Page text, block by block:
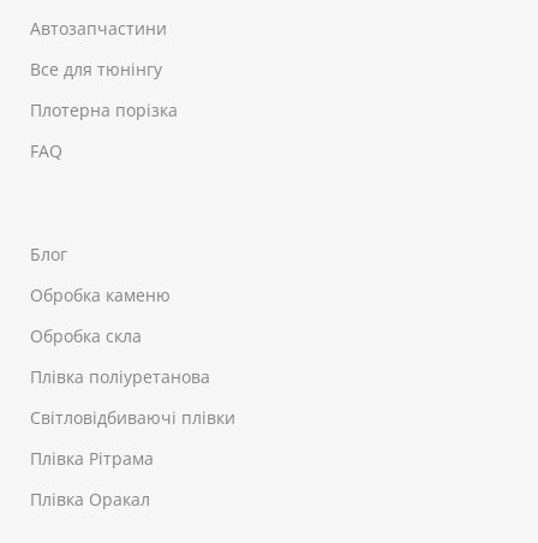
Автозапчастини
Все для тюнінгу
Плотерна порізка
FAQ
Блог
Обробка каменю
Обробка скла
Плівка поліуретанова
Світловідбиваючі плівки
Плівка Рітрама
Плівка Оракал